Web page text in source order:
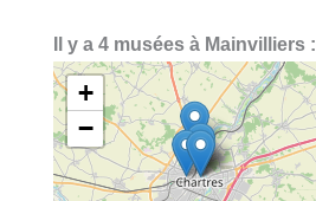
Il y a 4 musées à Mainvilliers :
+
−